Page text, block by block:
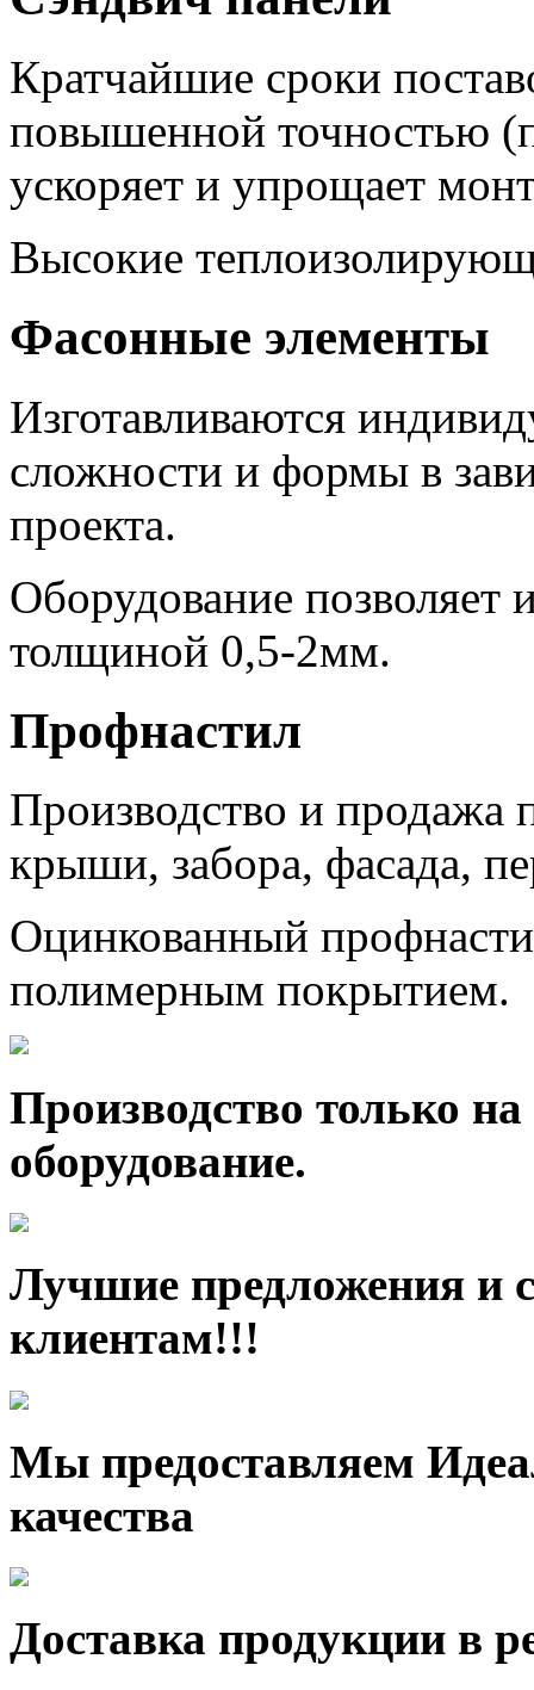
Кратчайшие сроки
повышенной точностью
ускоряет и упрощает
Высокие
Фасонные элементы
Изготавливаются
сложности и формы в
проекта.
Оборудование позволяет
толщиной 0,5-2мм.
Профнастил
Производство и продажа
крыши, забора, фасада,
Оцинкованный
полимерным покрытием.
Производство только
оборудование.
Лучшие предложения и
клиентам!!!
Мы предоставляем
качества
Доставка продукции в